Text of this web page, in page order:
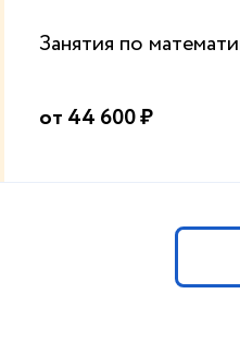
Занятия по
от 44 600 ₽